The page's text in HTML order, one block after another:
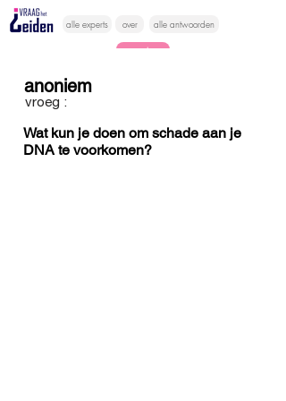
alle experts over alle antwoorden
vragen lessen
anoniem
vroeg :
Wat kun je doen om schade aan je
DNA te voorkomen?